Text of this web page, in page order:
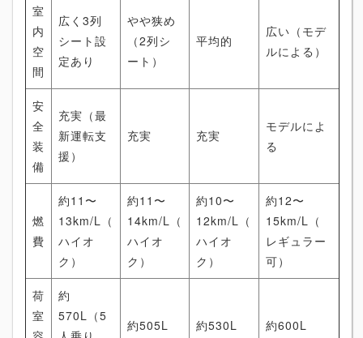
室
内
空
間
広く3列
シート設
定あり
やや狭め
（2列シ
ート）
平均的
広い（モデ
ルによる）
安
全
装
備
充実（最
新運転支
援）
充実 充実
モデルによ
る
燃
費
約11〜
13km/L（
ハイオ
ク）
約11〜
14km/L（
ハイオ
ク）
約10〜
12km/L（
ハイオ
ク）
約12〜
15km/L（
レギュラー
可）
荷
室
約
570L（5
約505L 約530L 約600L